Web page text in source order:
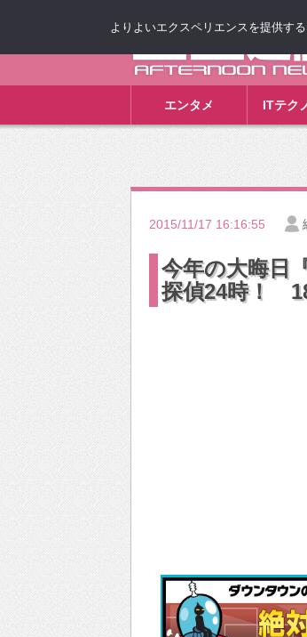
エンタメ ITテク
2015/11/17 16:16:55
今年の大晦日
探偵24時！
よりよいエクスペリエンスを提供す